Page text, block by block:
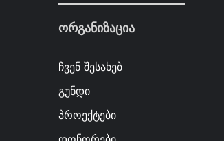
ორგანიზაცია
ჩვენ შესახებ
გუნდი
პროექტები